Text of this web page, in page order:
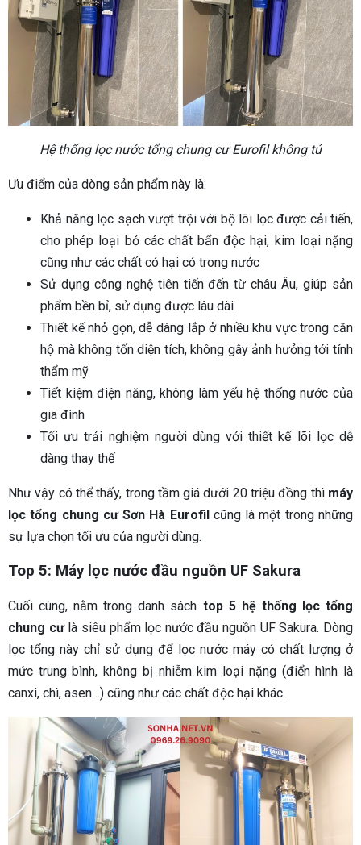
Hệ thống lọc nước tổng chung cư Eurofil không tủ
Ưu điểm của dòng sản phẩm này là:
Khả năng lọc sạch vượt trội với bộ lõi lọc được cải tiến,
cho phép loại bỏ các chất bẩn độc hại, kim loại nặng
cũng như các chất có hại có trong nước
Sử dụng công nghệ tiên tiến đến từ châu Âu, giúp sản
phẩm bền bỉ, sử dụng được lâu dài
Thiết kế nhỏ gọn, dễ dàng lắp ở nhiều khu vực trong căn
hộ mà không tốn diện tích, không gây ảnh hưởng tới tính
thẩm mỹ
Tiết kiệm điện năng, không làm yếu hệ thống nước của
gia đình
Tối ưu trải nghiệm người dùng với thiết kế lõi lọc dễ
dàng thay thế
Như vậy có thể thấy, trong tầm giá dưới 20 triệu đồng thì máy
lọc tổng chung cư Sơn Hà Eurofilcũng là một trong những
sự lựa chọn tối ưu của người dùng.
Top 5: Máy lọc nước đầu nguồn UF Sakura
Cuối cùng, nằm trong danh sách top 5 hệ thống lọc tổng
chung cưlà siêu phẩm lọc nước đầu nguồn UF Sakura. Dòng
lọc tổng này chỉ sử dụng để lọc nước máy có chất lượng ở
mức trung bình, không bị nhiễm kim loại nặng (điển hình là
canxi, chì, asen…) cũng như các chất độc hại khác.